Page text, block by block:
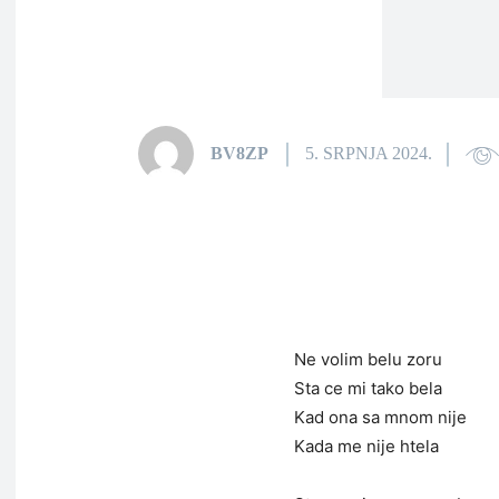
BV8ZP 5. SRPNJA 2024.
Ne volim belu zoru
Sta ce mi tako bela
Kad ona sa mnom nije
Kada me nije htela